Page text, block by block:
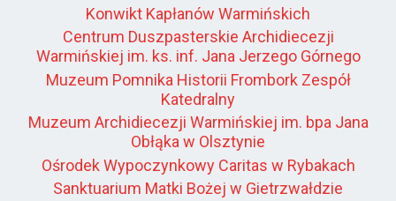
Konwikt Kapłanów Warmińskich
Centrum Duszpasterskie Archidiecezji
Warmińskiej im. ks. inf. Jana Jerzego Górnego
Muzeum Pomnika Historii Frombork Zespół
Katedralny
Muzeum Archidiecezji Warmińskiej im. bpa Jana
Obłąka w Olsztynie
Ośrodek Wypoczynkowy Caritas w Rybakach
Sanktuarium Matki Bożej w Gietrzwałdzie